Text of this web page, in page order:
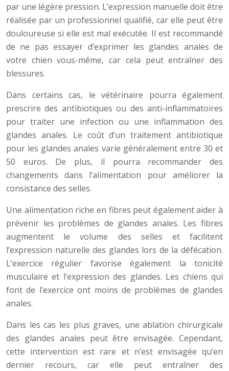
par une légère pression. L’expression manuelle doit être
réalisée par un professionnel qualifié, car elle peut être
douloureuse si elle est mal exécutée. Il est recommandé
de ne pas essayer d’exprimer les glandes anales de
votre chien vous-même, car cela peut entraîner des
blessures.
Dans certains cas, le vétérinaire pourra également
prescrire des antibiotiques ou des anti-inflammatoires
pour traiter une infection ou une inflammation des
glandes anales. Le coût d’un traitement antibiotique
pour les glandes anales varie généralement entre 30 et
50 euros. De plus, il pourra recommander des
changements dans l’alimentation pour améliorer la
consistance des selles.
Une alimentation riche en fibres peut également aider à
prévenir les problèmes de glandes anales. Les fibres
augmentent le volume des selles et facilitent
l’expression naturelle des glandes lors de la défécation.
L’exercice régulier favorise également la tonicité
musculaire et l’expression des glandes. Les chiens qui
font de l’exercice ont moins de problèmes de glandes
anales.
Dans les cas les plus graves, une ablation chirurgicale
des glandes anales peut être envisagée. Cependant,
cette intervention est rare et n’est envisagée qu’en
dernier recours, car elle peut entraîner des